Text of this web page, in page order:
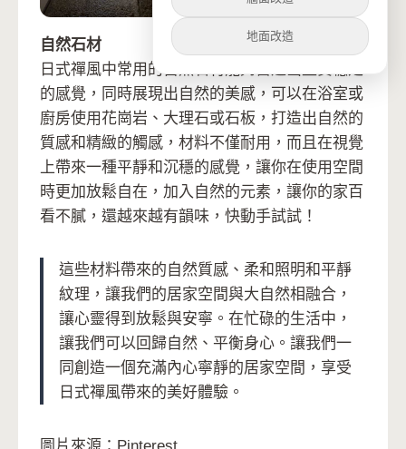
自然石材
日式禪風中常用的自然石材能夠營造出堅實穩定
的感覺，同時展現出自然的美感，可以在浴室或
廚房使用花崗岩、大理石或石板，打造出自然的
質感和精緻的觸感，材料不僅耐用，而且在視覺
上帶來一種平靜和沉穩的感覺，讓你在使用空間
時更加放鬆自在，加入自然的元素，讓你的家百
看不膩，還越來越有韻味，快動手試試！
這些材料帶來的自然質感、柔和照明和平靜
紋理，讓我們的居家空間與大自然相融合，
讓心靈得到放鬆與安寧。在忙碌的生活中，
讓我們可以回歸自然、平衡身心。讓我們一
同創造一個充滿內心寧靜的居家空間，享受
日式禪風帶來的美好體驗。
地面改造